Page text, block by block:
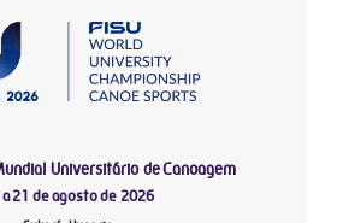
Universitário de Canoagem
a 21 de agosto de 2026